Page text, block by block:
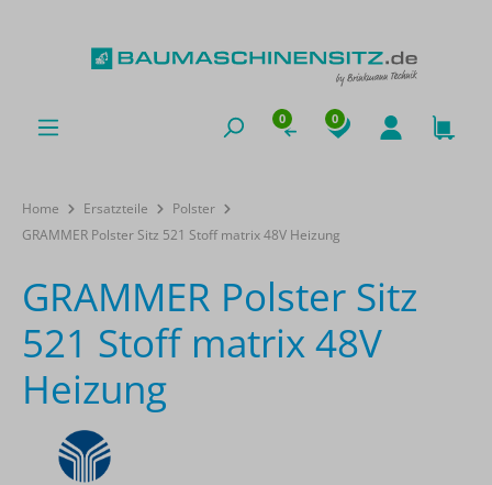
0 0
Home Ersatzteile
Polster
GRAMMER Polster Sitz 521 Stoff matrix 48V Heizung
GRAMMER Polster Sitz
521 Stoff matrix 48V
Heizung